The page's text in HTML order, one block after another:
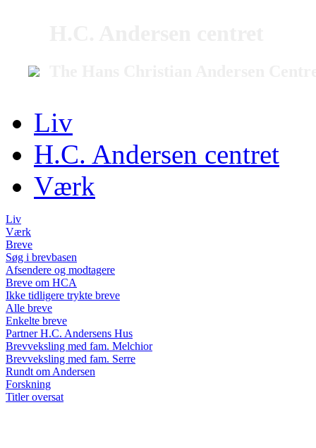
Liv
H.C. Andersen centret
Værk
Liv
Værk
Breve
Søg i brevbasen
Afsendere og modtagere
Breve om HCA
Ikke tidligere trykte breve
Alle breve
Enkelte breve
Partner H.C. Andersens Hus
Brevveksling med fam. Melchior
Brevveksling med fam. Serre
Rundt om Andersen
Forskning
Titler oversat